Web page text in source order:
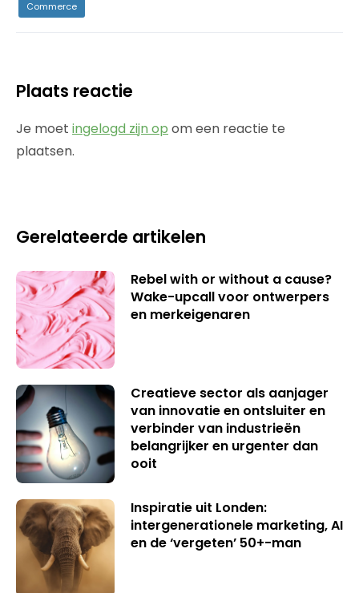
Commerce
Plaats reactie
Je moet ingelogd zijn op om een reactie te
plaatsen.
Gerelateerde artikelen
Rebel with or without a cause?
Wake-upcall voor ontwerpers
en merkeigenaren
Creatieve sector als aanjager
van innovatie en ontsluiter en
verbinder van industrieën
belangrijker en urgenter dan
ooit
Inspiratie uit Londen:
intergenerationele marketing, AI
en de ‘vergeten’ 50+-man